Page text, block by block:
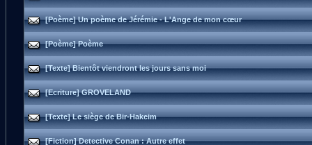
[Poème] Un poème de Jérémie - L'Ange de mon cœur
[Poème] Poème
[Texte] Bientôt viendront les jours sans moi
[Ecriture] GROVELAND
[Texte] Le siège de Bir-Hakeim
[Fiction] Detective Conan : Autre effet